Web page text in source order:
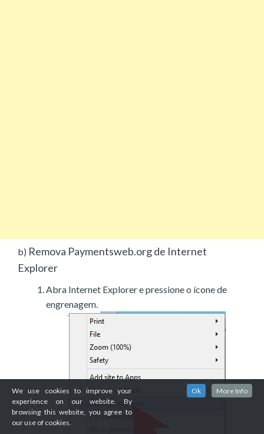
b) Remova Paymentsweb.org de Internet
Explorer
Abra Internet Explorer e pressione o ícone de
engrenagem.
We use cookies to improve your
experience on our website. By
browsing this website, you agree to
our use of cookies.
Ok More Info